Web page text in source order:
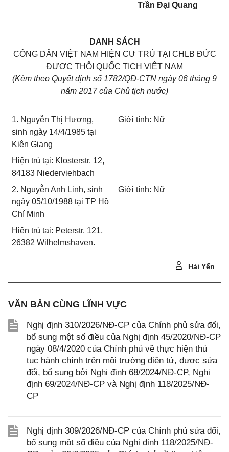
Trần Đại Quang
DANH SÁCH
CÔNG DÂN VIỆT NAM HIỆN CƯ TRÚ TẠI CHLB ĐỨC
ĐƯỢC THÔI QUỐC TỊCH VIỆT NAM
(Kèm theo Quyết định số 1782/QĐ-CTN ngày 06 tháng 9
năm 2017 của Chủ tịch nước)
1. Nguyễn Thị Hương,
sinh ngày 14/4/1985 tại
Kiên Giang
Hiện trú tại: Klosterstr. 12,
84183 Niederviehbach
Giới tính: Nữ
2. Nguyễn Anh Linh, sinh
ngày 05/10/1988 tại TP Hồ
Chí Minh
Hiện trú tại: Peterstr. 121,
26382 Wilhelmshaven.
Giới tính: Nữ
Hải Yến
VĂN BẢN CÙNG LĨNH VỰC
Nghị định 310/2026/NĐ-CP của Chính phủ sửa đổi,
bổ sung một số điều của Nghị định 45/2020/NĐ-CP
ngày 08/4/2020 của Chính phủ về thực hiện thủ
tục hành chính trên môi trường điện tử, được sửa
đổi, bổ sung bởi Nghị định 68/2024/NĐ-CP, Nghị
định 69/2024/NĐ-CP và Nghị định 118/2025/NĐ-
CP
Nghị định 309/2026/NĐ-CP của Chính phủ sửa đổi,
bổ sung một số điều của Nghị định 118/2025/NĐ-